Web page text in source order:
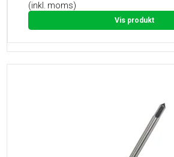
(inkl. moms)
Vis produkt